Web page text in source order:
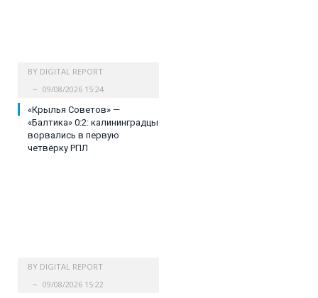
BY DIGITAL REPORT
09/08/2026 15:24
«Крылья Советов» —
«Балтика» 0:2: калининградцы
ворвались в первую
четвёрку РПЛ
BY DIGITAL REPORT
09/08/2026 15:22